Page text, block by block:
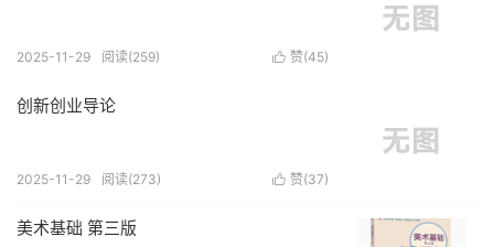
 赞(45)
2025-11-29 阅读(259)
创新创业导论
 赞(37)
2025-11-29 阅读(273)
美术基础 第三版